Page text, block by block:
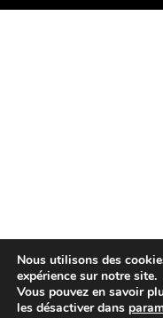
Nous utilisons des
expérience sur notre site.
Vous pouvez en savoir
les désactiver dans